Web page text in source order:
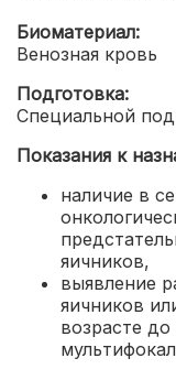
Биоматериал:
Венозная кровь
Подготовка:
Специальной
Показания к
наличие в
яичников,
выявление
яичников
возрасте